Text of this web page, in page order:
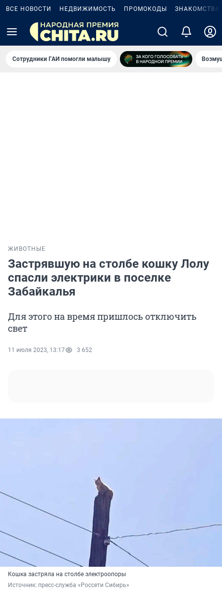
ВСЕ НОВОСТИ НЕДВИЖИМОСТЬ ПРОМОКОДЫ ЗНАКОМСТВА
Сотрудники ГАИ помогли малышу
ЖИВОТНЫЕ
Застрявшую на столбе кошку Лолу
спасли электрики в поселке
Забайкалья
Для этого на время пришлось отключить
свет
11 июля 2023, 13:17 3 652
Кошка застряла на столбе электроопоры
Источник: пресс-служба «Россети Сибирь»